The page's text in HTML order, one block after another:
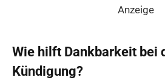
Anzeige
Wie hilft Dankbarkeit bei
Kündigung?